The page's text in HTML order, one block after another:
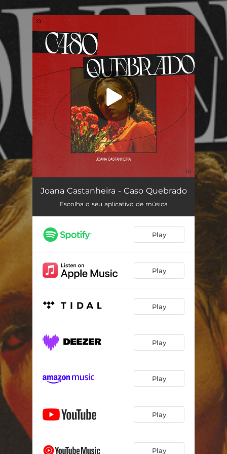
You're all set!
Caso Quebrado 03:43
Joana Castanheira - Caso Quebrado
Escolha o seu aplicativo de música
Play
Play
Play
Play
Play
Play
Play